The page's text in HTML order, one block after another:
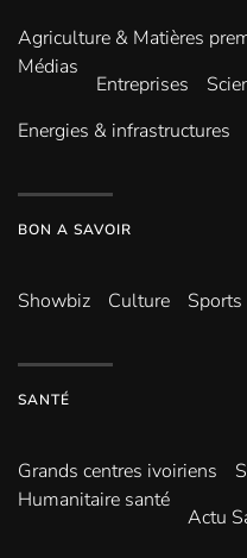
Agriculture & Matières
Médias
Entreprises
Energies & infrastructures
BON A SAVOIR
Showbiz Culture Sports
SANTÉ
Grands centres ivoiriens
Humanitaire santé
Actu